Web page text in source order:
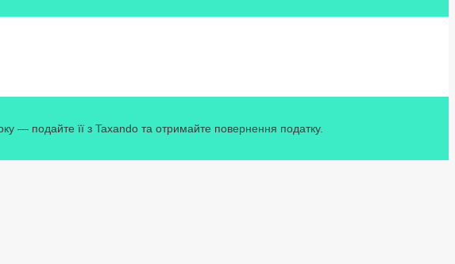
— подайте її з Taxando та отримайте повернення податку.